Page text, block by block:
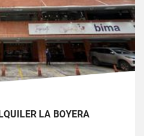
LA BOYERA